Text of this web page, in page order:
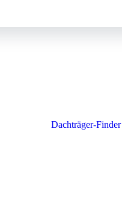
Dachträger-Finder